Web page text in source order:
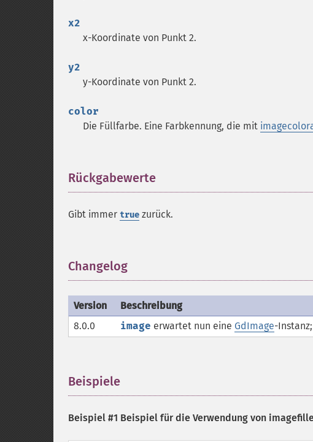
x2
x-Koordinate von Punkt 2.
y2
y-Koordinate von Punkt 2.
color
Die Füllfarbe. Eine Farbkennung, die mit
Rückgabewerte
Gibt immer true zurück.
Changelog
Version
Beschreibung
8.0.0
image erwartet nun eine GdImage-
Beispiele
Beispiel #1 Beispiel für die Verwendung von